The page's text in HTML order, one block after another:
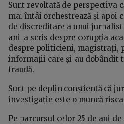
Sunt revoltată de perspectiva
mai întâi orchestrează și apoi
de discreditare a unui
ani, a scris despre corupția
despre politicieni, magistrați,
informații care și-au dobândit
fraudă.
Sunt pe deplin conștientă că
investigație este o muncă
Pe parcursul celor 25 de ani